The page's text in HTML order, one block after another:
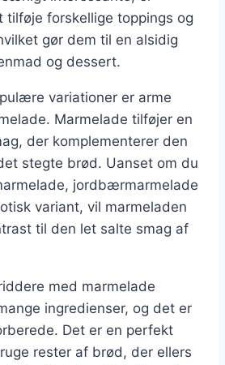
tilføje forskellige toppings og
gør dem til en alsidig
og dessert.
variationer er arme
Marmelade tilføjer en
der komplementerer den
stegte brød. Uanset om du
jordbærmarmelade
variant, vil marmeladen
til den let salte smag af
med marmelade
ingredienser, og det er
Det er en perfekt
rester af brød, der ellers